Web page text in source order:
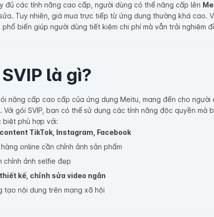
đủ các tính năng cao cấp, người dùng có thể nâng cấp lên
Tuy nhiên, giá mua trực tiếp từ ứng dụng thường khá cao.
biến giúp người dùng tiết kiệm chi phí mà vẫn trải nghiệm
là gì?
nâng cấp cao cấp của ứng dụng Meitu, mang đến cho
Với gói SVIP, bạn có thể sử dụng các tính năng độc quyền mà
biệt phù hợp với:
content TikTok, Instagram, Facebook
online cần chỉnh ảnh sản phẩm
chỉnh ảnh selfie đẹp
thiết kế, chỉnh sửa video ngắn
tạo nội dung trên mạng xã hội